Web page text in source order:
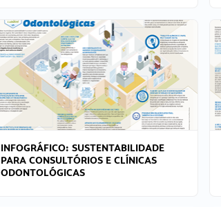
INFOGRÁFICO: SUSTENTABILIDADE
PARA CONSULTÓRIOS E CLÍNICAS
ODONTOLÓGICAS